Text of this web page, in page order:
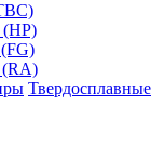
Твердосплавные